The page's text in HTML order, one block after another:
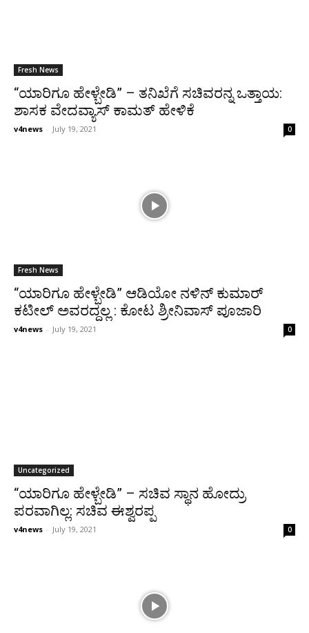
Fresh News
“ಯಾರಿಗೂ ಹೇಳ್ಬೇಡಿ” – ತನಿಖೆಗೆ ಸಚಿವರನ್ನ ಒತ್ತಾಯ:
ಶಾಸಕ ವೇದವ್ಯಾಸ್ ಕಾಮತ್ ಹೇಳಿಕೆ
v4news - July 19, 2021 0
Fresh News
“ಯಾರಿಗೂ ಹೇಳ್ಬೇಡಿ” ಆಡಿಯೋ ನಳಿನ್ ಕುಮಾರ್
ಕಟೀಲ್ ಅವರದ್ದಲ್ಲ : ಕೋಟ ಶ್ರೀನಿವಾಸ್ ಪೂಜಾರಿ
v4news - July 19, 2021 0
Uncategorized
“ಯಾರಿಗೂ ಹೇಳ್ಬೇಡಿ” – ಸಚಿವ ಸ್ಥಾನ ಹೋದ್ರು
ಪರವಾಗಿಲ್ಲ: ಸಚಿವ ಈಶ್ವರಪ್ಪ
v4news - July 19, 2021 0